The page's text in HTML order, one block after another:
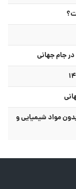
تمیز کنید؛ بدون مواد شیمیایی و